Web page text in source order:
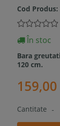
Cod Produs:
În stoc
Bara
120 cm.
159,00
Cantitate -